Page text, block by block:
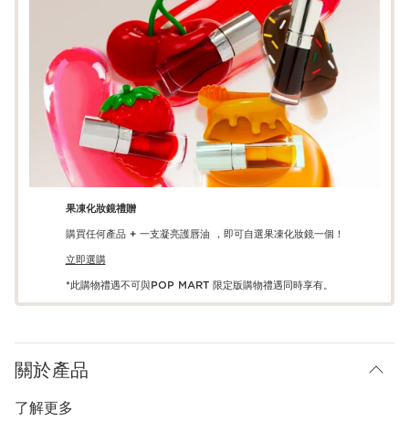
果凍化妝鏡禮贈
購買任何產品 + 一支凝亮護唇油 ，即可自選果凍化妝鏡一個！
立即選購
*此購物禮遇不可與POP MART 限定版購物禮遇同時享有。
關於產品
了解更多